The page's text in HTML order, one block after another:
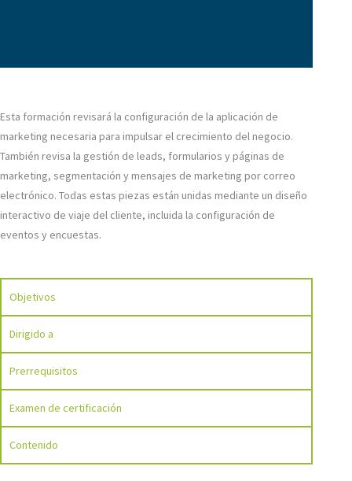
Esta formación revisará la configuración de la aplicación de
marketing necesaria para impulsar el crecimiento del negocio.
También revisa la gestión de leads, formularios y páginas de
marketing, segmentación y mensajes de marketing por correo
electrónico. Todas estas piezas están unidas mediante un diseño
interactivo de viaje del cliente, incluida la configuración de
eventos y encuestas.
Objetivos
Dirigido a
Prerrequisitos
Examen de certificación
Contenido